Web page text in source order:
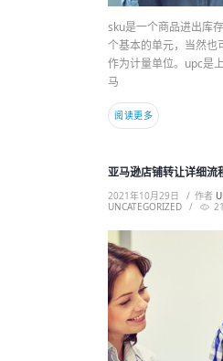
sku是一个商品进出库
个基本的单元，当然也
作为计量单位。upc是
马
阅读更多
亚马逊店铺转让详细流
2021年10月29日 作者
UNCATEGORIZED